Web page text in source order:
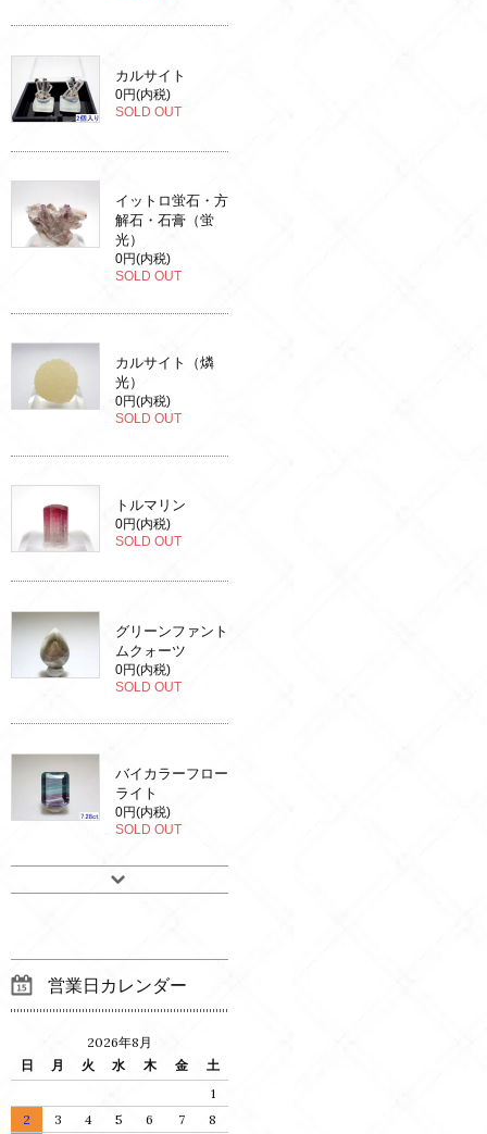
カルサイト
0円(内税)
SOLD OUT
イットロ蛍石・方
解石・石膏（蛍
光）
0円(内税)
SOLD OUT
カルサイト（燐
光）
0円(内税)
SOLD OUT
トルマリン
0円(内税)
SOLD OUT
グリーンファント
ムクォーツ
0円(内税)
SOLD OUT
バイカラーフロー
ライト
0円(内税)
SOLD OUT
営業日カレンダー
2026年8月
日
月 火 水 木 金
土
1
2
3 4 5 6 7 8